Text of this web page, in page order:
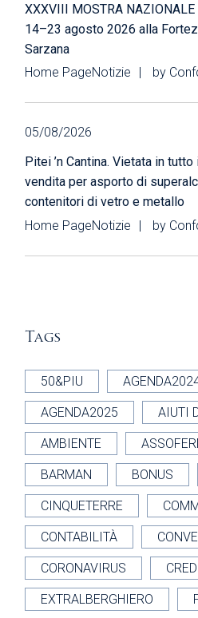
XXXVIII MOSTRA NAZIONALE
14–23 agosto 2026 alla
Sarzana
Home PageNotizie by
05/08/2026
Pitei ’n Cantina. Vietata in
vendita per asporto di
contenitori di vetro e metallo
Home PageNotizie by
Tags
50&PIU
AGENDA2025 AIUTI
AMBIENTE
BARMAN BONUS
CINQUETERRE
CONTABILITÀ
CORONAVIRUS
EXTRALBERGHIERO